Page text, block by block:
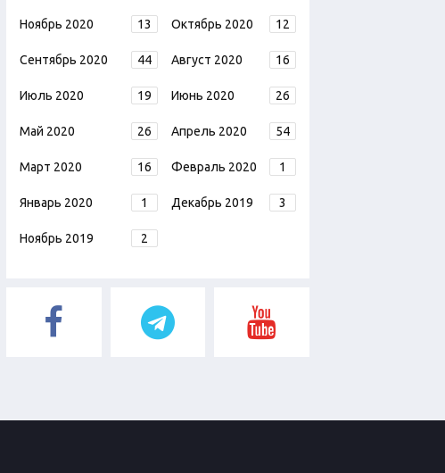
Ноябрь 2020 13 Октябрь 2020 12
Сентябрь 2020 44 Август 2020 16
Июль 2020 19 Июнь 2020 26
Май 2020 26 Апрель 2020 54
Март 2020 16 Февраль 2020 1
Январь 2020 1 Декабрь 2019 3
Ноябрь 2019 2